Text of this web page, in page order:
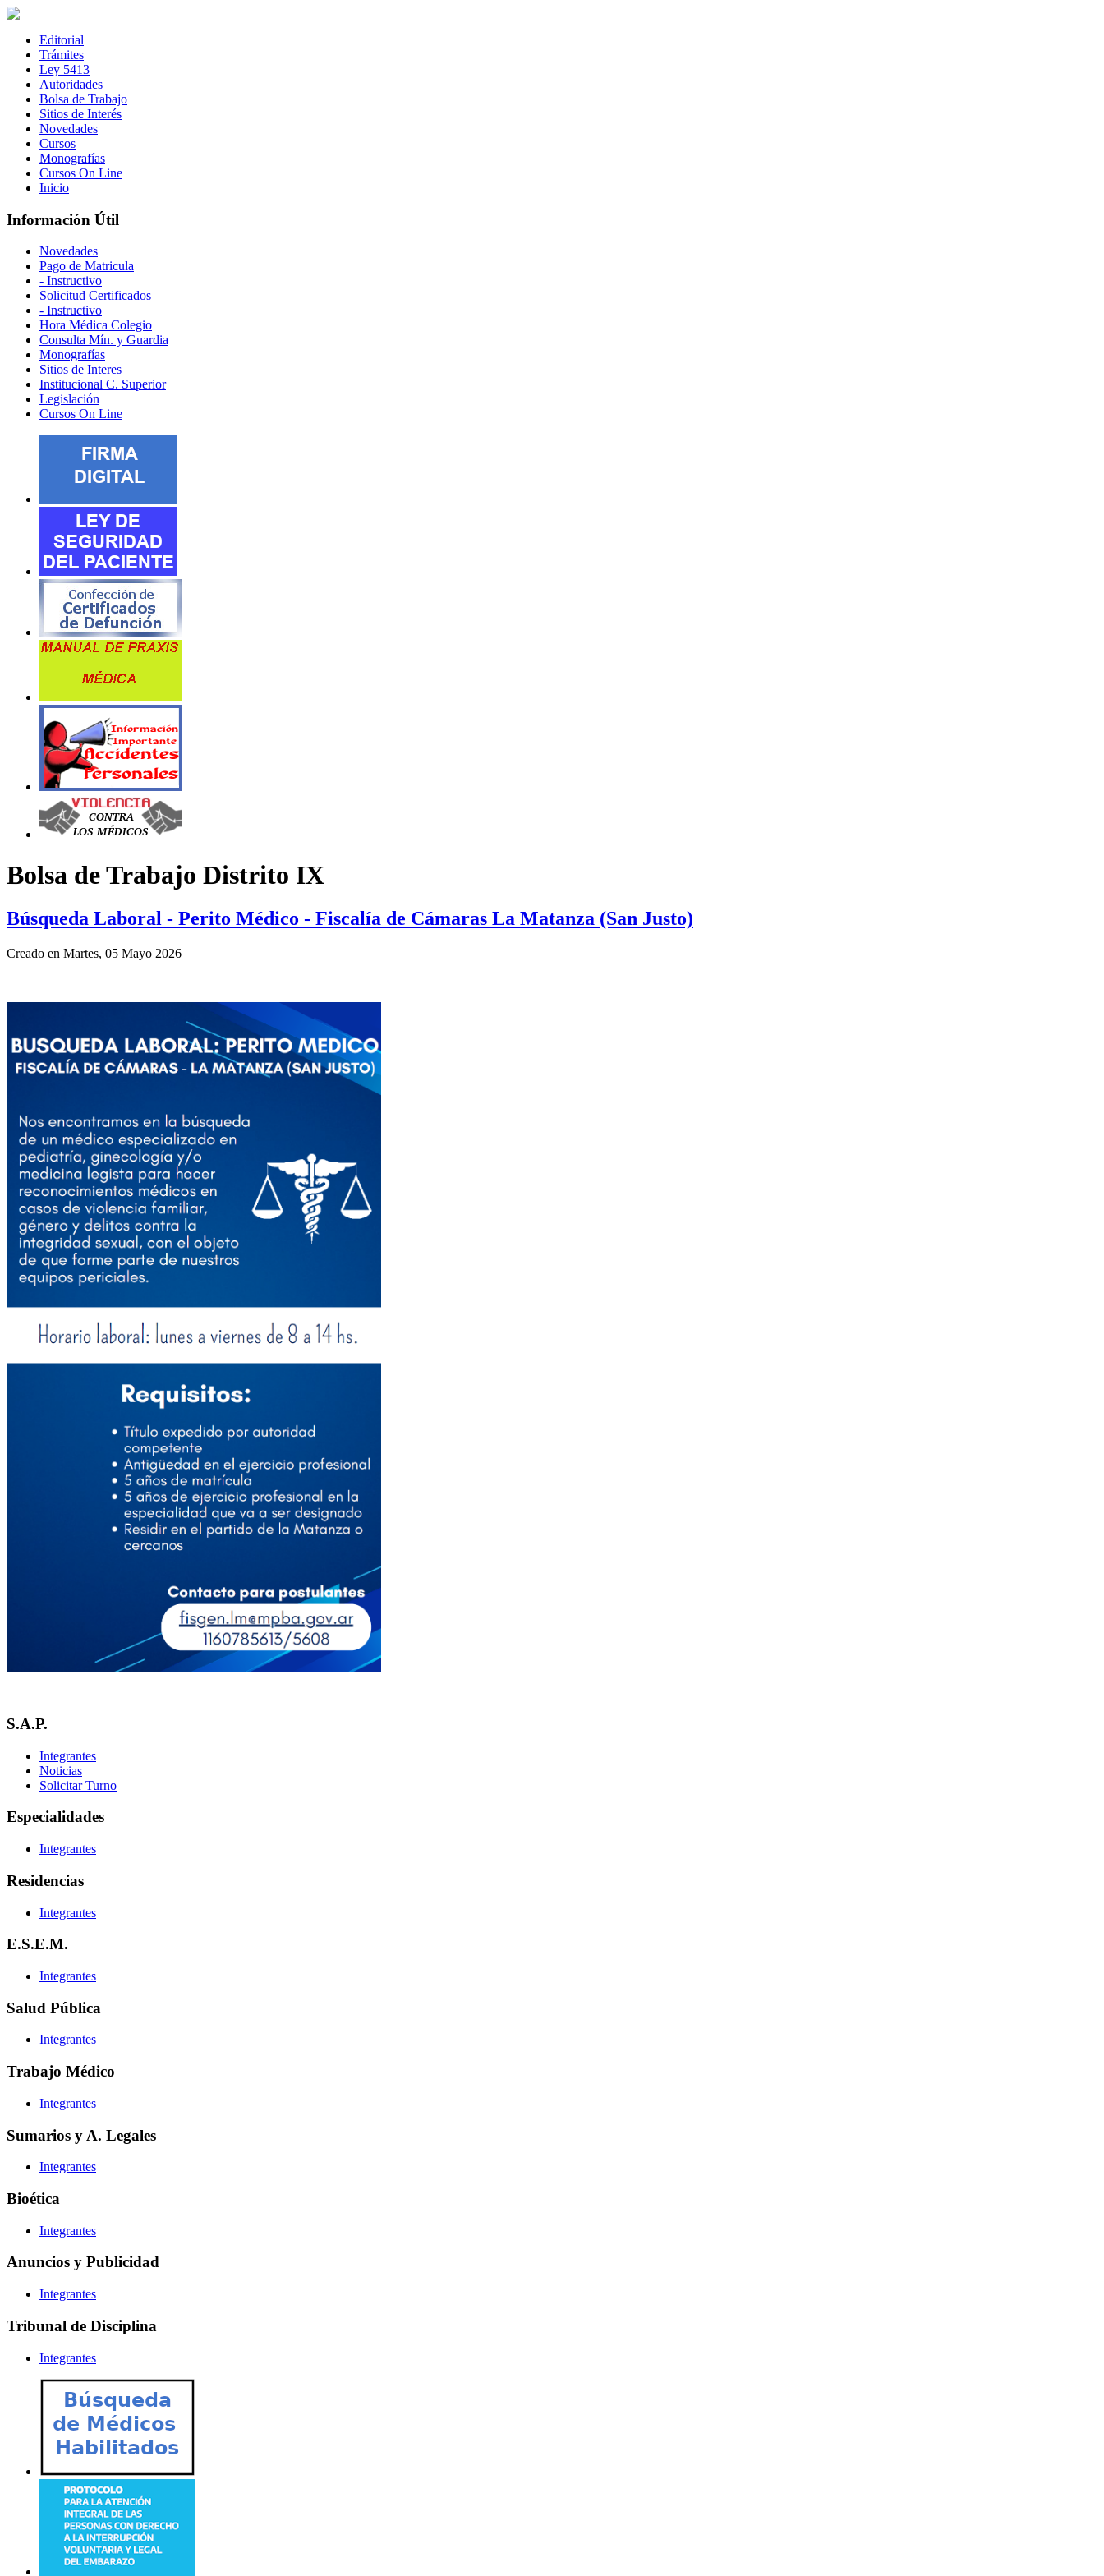
Editorial
Trámites
Ley 5413
Autoridades
Bolsa de Trabajo
Sitios de Interés
Novedades
Cursos
Monografías
Cursos On Line
Inicio
Información Útil
Novedades
Pago de Matricula
- Instructivo
Solicitud Certificados
- Instructivo
Hora Médica Colegio
Consulta Mín. y Guardia
Monografías
Sitios de Interes
Institucional C. Superior
Legislación
Cursos On Line
Bolsa de Trabajo Distrito IX
Búsqueda Laboral - Perito Médico - Fiscalía de Cámaras La Matanza (San Justo)
Creado en Martes, 05 Mayo 2026
S.A.P.
Integrantes
Noticias
Solicitar Turno
Especialidades
Integrantes
Residencias
Integrantes
E.S.E.M.
Integrantes
Salud Pública
Integrantes
Trabajo Médico
Integrantes
Sumarios y A. Legales
Integrantes
Bioética
Integrantes
Anuncios y Publicidad
Integrantes
Tribunal de Disciplina
Integrantes